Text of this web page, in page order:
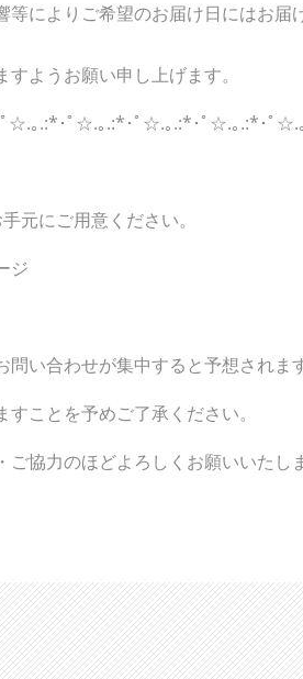
によりご希望のお届け日にはお届
ようお願い申し上げます。
｡.:*･ﾟ☆.｡.:*･ﾟ☆.｡.:*･ﾟ☆.｡.:*･ﾟ☆.
元にご用意ください。
ジ
い合わせが集中すると予想されます
ことを予めご了承ください。
協力のほどよろしくお願いいたしま